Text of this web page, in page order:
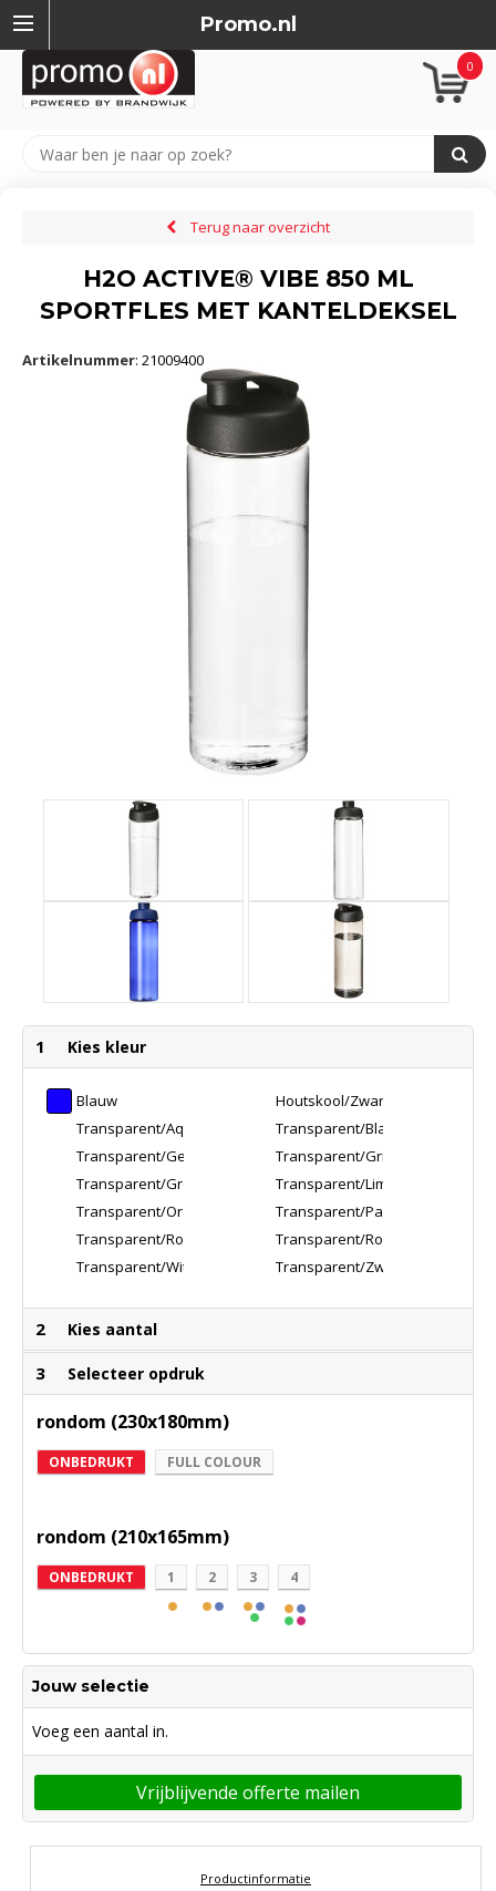
Promo.nl
0
Terug naar overzicht
H2O ACTIVE® VIBE 850 ML
SPORTFLES MET KANTELDEKSEL
Artikelnummer: 21009400
1 Kies kleur
Blauw
Houtskool/Zwart
Transparent/Aquablauw
Transparent/Blauw
Transparent/Geel
Transparent/Grijs
Transparent/Groen
Transparent/Lime
Transparent/Oranje
Transparent/Paars
Transparent/Rood
Transparent/Roze
Transparent/Wit
Transparent/Zwart
2 Kies aantal
3 Selecteer opdruk
rondom (230x180mm)
ONBEDRUKT FULL COLOUR
rondom (210x165mm)
ONBEDRUKT 1 2 3 4
Jouw selectie
Voeg een aantal in.
Vrijblijvende offerte mailen
Productinformatie